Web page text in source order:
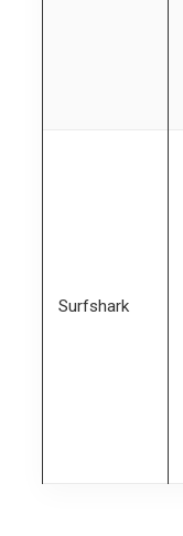
Surfshark